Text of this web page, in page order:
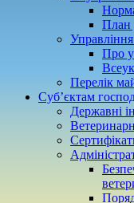
План
Про
Перелік
Суб’єктам
Державні